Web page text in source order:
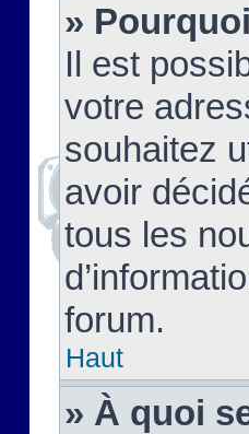
»
Il est
votre
souhaitez
avoir
tous les
forum.
Haut
» À quoi